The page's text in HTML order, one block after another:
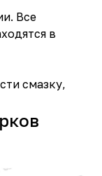
Все
в
смазку,